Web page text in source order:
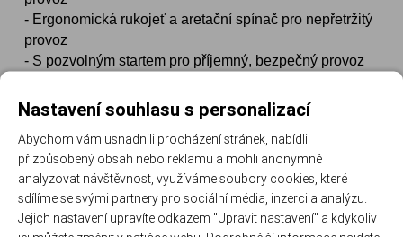
- Ergonomická rukojeť a aretační spínač pro nepřetržitý
provoz
- S pozvolným startem pro příjemný, bezpečný provoz
- Vč. míchadla na maltu (průměr 133 mm)
NAPOSLEDY PROHLÍŽENÉ
Nastavení souhlasu s personalizací
Abychom vám usnadnili procházení stránek, nabídli
přizpůsobený obsah nebo reklamu a mohli anonymně
analyzovat návštěvnost, využíváme soubory cookies, které
sdílíme se svými partnery pro sociální média, inzerci a analýzu.
Jejich nastavení upravíte odkazem "Upravit nastavení" a kdykoliv